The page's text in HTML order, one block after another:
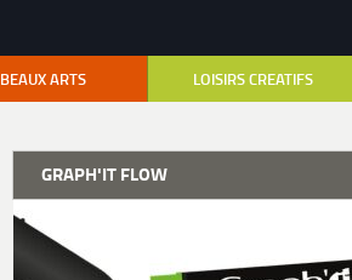
BEAUX ARTS LOISIRS CREATIFS
GRAPH'IT FLOW